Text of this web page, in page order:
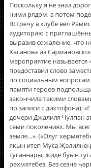
Поскольку я не знал
ними рядом, а потом
Встречу в клубе вëл
аудиторию с
выразив сожаление, что
Хасанова из
мероприятие
предоставил слово
по социальным вопросам
памяти героев-
закончила такими
по записи с диктофона):
дочери Джалиля Чулпан
семи поколениях. Мы
земле…». («Олуг
якын итеп Муса
туганнары, җиде буын
рәхмәтебез. Без сезне